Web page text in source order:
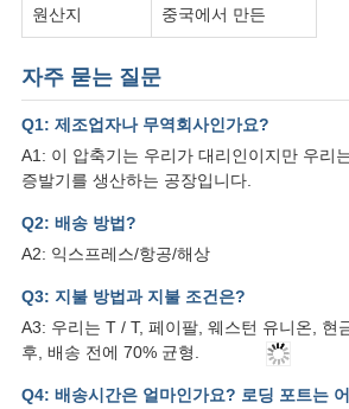
인
용
문
요
구
하
세
원산지 중국에서 만든
자주 묻는 질문
Q1: 제조업자나 무역회사인가요?
A1: 이 압축기는 우리가 대리인이지만 우리
증발기를 생산하는 공장입니다.
Q2: 배송 방법?
A2: 익스프레스/항공/해상
Q3: 지불 방법과 지불 조건은?
A3: 우리는 T / T, 페이팔, 웨스턴 유니온, 현
후, 배송 전에 70% 균형.
Q4: 배송시간은 얼마인가요? 로딩 포트는